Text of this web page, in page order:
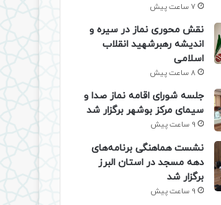
7 ساعت پیش
نقش محوری نماز در سیره و
اندیشه رهبرشهید انقلاب
اسلامی
8 ساعت پیش
جلسه شورای اقامه نماز صدا و
سیمای مرکز بوشهر برگزار شد
9 ساعت پیش
نشست هماهنگی برنامه‌های
دهه مسجد در استان البرز
برگزار شد
9 ساعت پیش